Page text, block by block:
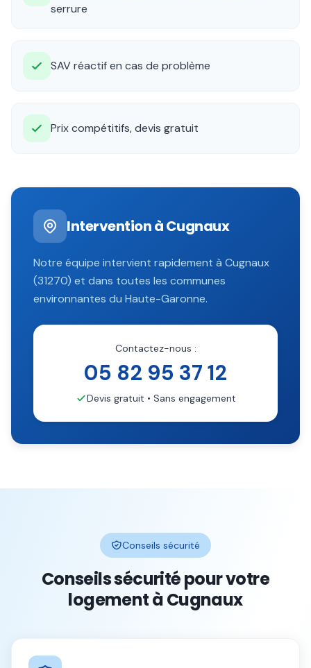
serrure
SAV réactif en cas de problème
Prix compétitifs, devis gratuit
Intervention àCugnaux
Notre équipe intervient rapidement à Cugnaux
(31270) et dans toutes les communes
environnantes du Haute-Garonne.
Contactez-nous :
05 82 95 37 12
Devis gratuit • Sans engagement
Conseils sécurité
Conseils sécurité pour votre
logement àCugnaux